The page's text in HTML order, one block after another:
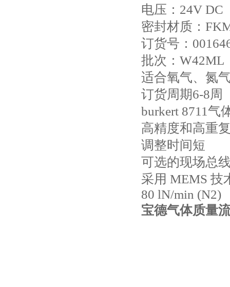
电压：24V DC
密封材质：
订货号：
批次：W42ML
适合氧气、氮
订货周期6-8周
burkert 8711气
高精度和高重
调整时间短
可选的现场总
采用 MEMS 技
80 lN/min (N2)
宝德气体质量